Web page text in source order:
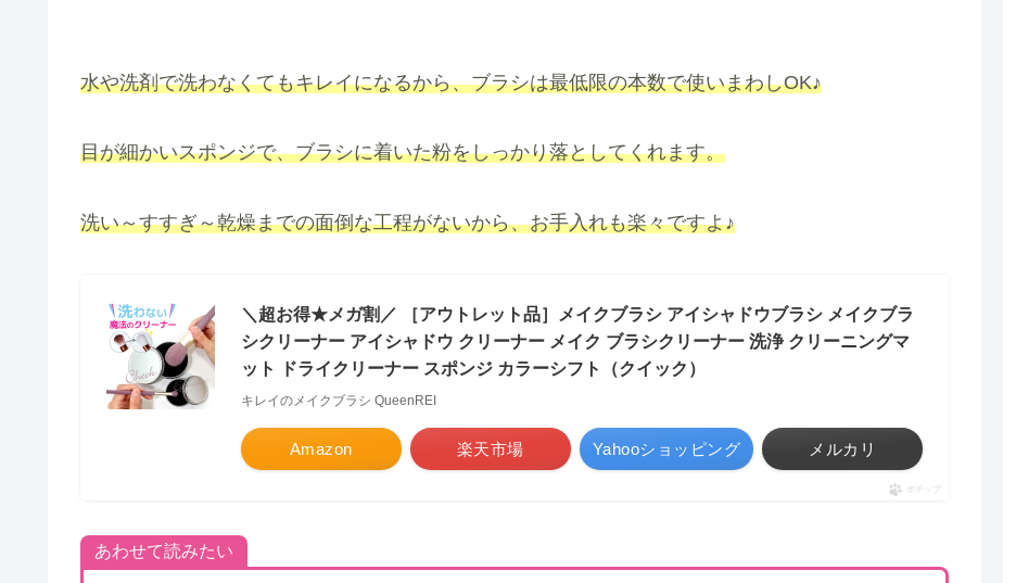
水や洗剤で洗わなくてもキレイになるから、ブラシは最低限の本数で使いまわしOK♪
目が細かいスポンジで、ブラシに着いた粉をしっかり落としてくれます。
洗い～すすぎ～乾燥までの面倒な工程がないから、お手入れも楽々ですよ♪
＼超お得★メガ割／ ［アウトレット品］メイクブラシ アイシャドウブラシ メイクブラ
シクリーナー アイシャドウ クリーナー メイク ブラシクリーナー 洗浄 クリーニングマ
ット ドライクリーナー スポンジ カラーシフト（クイック）
キレイのメイクブラシ QueenREI
Amazon 楽天市場 Yahooショッピング メルカリ
ポチップ
あわせて読みたい